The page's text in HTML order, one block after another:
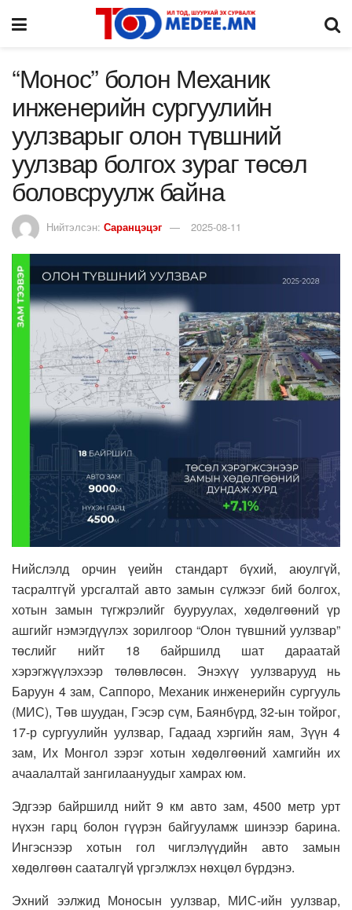
“Монос” болон Механик
инженерийн сургуулийн
уулзварыг олон түвшний
уулзвар болгох зураг төсөл
боловсруулж байна
Нийтэлсэн: Саранцэцэг 2025-08-11
Нийслэлд орчин үеийн стандарт бүхий, аюулгүй,
тасралтгүй урсгалтай авто замын сүлжээг бий болгох,
хотын замын түгжрэлийг бууруулах, хөдөлгөөний үр
ашгийг нэмэгдүүлэх зорилгоор “Олон түвшний уулзвар”
төслийг нийт 18 байршилд шат дараатай
хэрэгжүүлэхээр төлөвлөсөн. Энэхүү уулзварууд нь
Баруун 4 зам, Саппоро, Механик инженерийн сургууль
(МИС), Төв шуудан, Гэсэр сүм, Баянбүрд, 32-ын тойрог,
17-р сургуулийн уулзвар, Гадаад хэргийн яам, Зүүн 4
зам, Их Монгол зэрэг хотын хөдөлгөөний хамгийн их
ачаалалтай зангилаануудыг хамрах юм.
Эдгээр байршилд нийт 9 км авто зам, 4500 метр урт
нүхэн гарц болон гүүрэн байгууламж шинээр барина.
Ингэснээр хотын гол чиглэлүүдийн авто замын
хөдөлгөөн сааталгүй үргэлжлэх нөхцөл бүрдэнэ.
Эхний ээлжид Моносын уулзвар, МИС-ийн уулзвар,